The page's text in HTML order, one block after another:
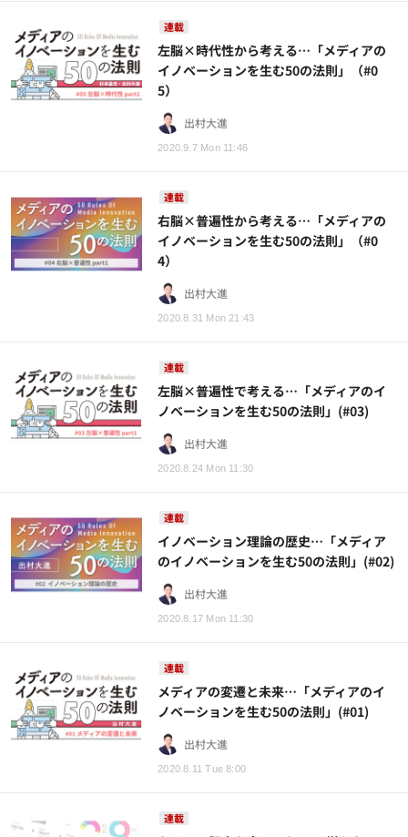
連載
2020.9.7 Mon 11:46
左脳×時代性から考える…「メディアの
イノベーションを生む50の法則」（#0
5）
出村大進
連載
2020.8.31 Mon 21:43
右脳×普遍性から考える…「メディアの
イノベーションを生む50の法則」（#0
4）
出村大進
連載
2020.8.24 Mon 11:30
左脳×普遍性で考える…「メディアのイ
ノベーションを生む50の法則」(#03)
出村大進
連載
2020.8.17 Mon 11:30
イノベーション理論の歴史…「メディア
のイノベーションを生む50の法則」(#02)
出村大進
連載
2020.8.11 Tue 8:00
メディアの変遷と未来…「メディアのイ
ノベーションを生む50の法則」(#01)
出村大進
連載